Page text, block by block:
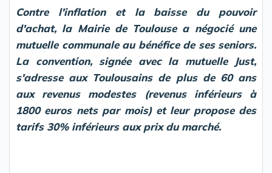
Contre l'inflation et la baisse du pouvoir
d'achat, la Mairie de Toulouse a négocié une
mutuelle communale au bénéfice de ses seniors.
La convention, signée avec la mutuelle Just,
s'adresse aux Toulousains de plus de 60 ans
aux revenus modestes (revenus inférieurs à
1800 euros nets par mois) et leur propose des
tarifs 30% inférieurs aux prix du marché.